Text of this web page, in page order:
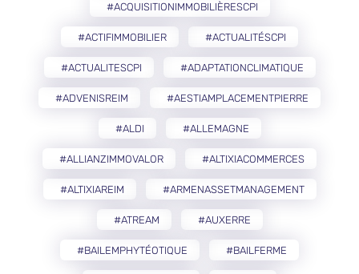
#ACQUISITIONIMMOBILIÈRESCPI
#ACTIFIMMOBILIER #ACTUALITÉSCPI
#ACTUALITESCPI #ADAPTATIONCLIMATIQUE
#ADVENISREIM #AESTIAMPLACEMENTPIERRE
#ALDI #ALLEMAGNE
#ALLIANZIMMOVALOR #ALTIXIACOMMERCES
#ALTIXIAREIM #ARMENASSETMANAGEMENT
#ATREAM #AUXERRE
#BAILEMPHYTÉOTIQUE #BAILFERME